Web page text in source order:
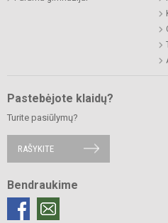
Pastebėjote klaidų?
Turite pasiūlymų?
RAŠYKITE
Bendraukime